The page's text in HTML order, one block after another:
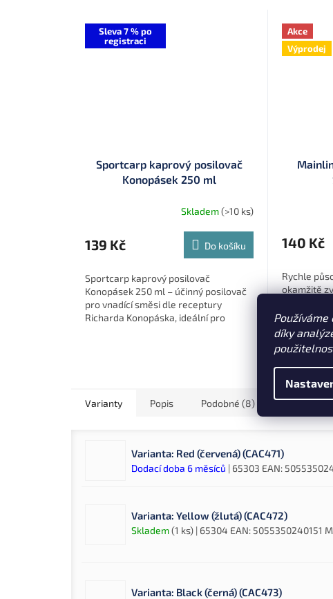
díky
Sleva 7 % po
registraci
Sportcarp kaprový posilovač
Konopásek 250 ml
Skladem(>10 ks)
139 Kč Do košíku
Sportcarp kaprový posilovač
Konopásek 250 ml – účinný posilovač
pro vnadící směsi dle receptury
Richarda Konopáska, ideální pro
Akce
Výprodej
140 Kč
Rychle
okamžitě
esencí,
používají i
Toasted
Varianty Popis Podobné (8) Videa (1)
Varianta: Red (červená) (CAC471)
Dodací doba 6 měsíců | 65303 EAN:
Varianta: Yellow (žlutá) (CAC472)
Skladem(1 ks) | 65304 EAN:5055350240151
Varianta: Black (černá) (CAC473)